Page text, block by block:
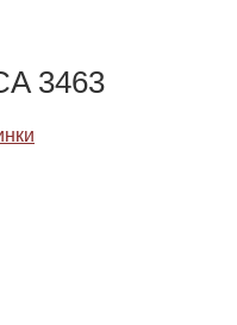
3463